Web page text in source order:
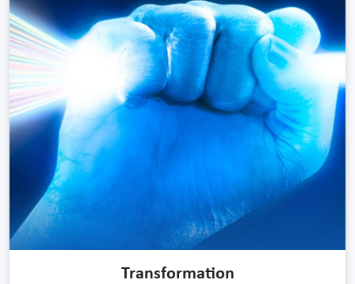
Transformation